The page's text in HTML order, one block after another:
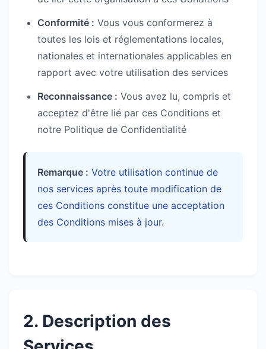
Conformité : Vous vous conformerez à
toutes les lois et réglementations locales,
nationales et internationales applicables en
rapport avec votre utilisation des services
Reconnaissance : Vous avez lu, compris et
acceptez d'être lié par ces Conditions et
notre Politique de Confidentialité
Remarque : Votre utilisation continue de
nos services après toute modification de
ces Conditions constitue une acceptation
des Conditions mises à jour.
2. Description des